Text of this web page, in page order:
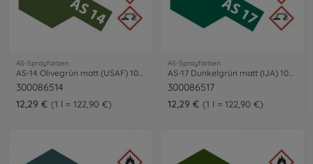
AS-Sprayfarben
AS-14 Olivegrün matt (USAF) 100ml
300086514
12,29 €
1 l = 122,90 €
AS-Sprayfarben
AS-17 Dunkelgrün matt (IJA) 100ml
300086517
12,29 €
1 l = 122,90 €